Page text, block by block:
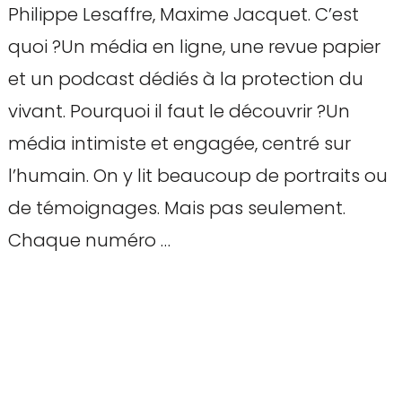
Philippe Lesaffre, Maxime Jacquet. C’est
quoi ?Un média en ligne, une revue papier
et un podcast dédiés à la protection du
vivant. Pourquoi il faut le découvrir ?Un
média intimiste et engagée, centré sur
l’humain. On y lit beaucoup de portraits ou
de témoignages. Mais pas seulement.
Chaque numéro …